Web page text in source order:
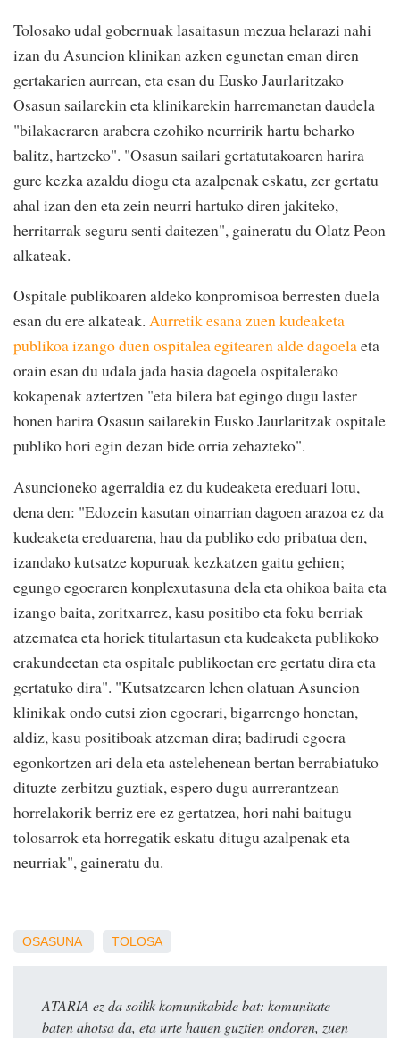
Tolosako udal gobernuak lasaitasun mezua helarazi nahi
izan du Asuncion klinikan azken egunetan eman diren
gertakarien aurrean, eta esan du Eusko Jaurlaritzako
Osasun sailarekin eta klinikarekin harremanetan daudela
"bilakaeraren arabera ezohiko neurririk hartu beharko
balitz, hartzeko". "Osasun sailari gertatutakoaren harira
gure kezka azaldu diogu eta azalpenak eskatu, zer gertatu
ahal izan den eta zein neurri hartuko diren jakiteko,
herritarrak seguru senti daitezen", gaineratu du Olatz Peon
alkateak.
Ospitale publikoaren aldeko konpromisoa berresten duela
esan du ere alkateak. Aurretik esana zuen kudeaketa
publikoa izango duen ospitalea egitearen alde dagoelaeta
orain esan du udala jada hasia dagoela ospitalerako
kokapenak aztertzen "eta bilera bat egingo dugu laster
honen harira Osasun sailarekin Eusko Jaurlaritzak ospitale
publiko hori egin dezan bide orria zehazteko".
Asuncioneko agerraldia ez du kudeaketa ereduari lotu,
dena den: "Edozein kasutan oinarrian dagoen arazoa ez da
kudeaketa ereduarena, hau da publiko edo pribatua den,
izandako kutsatze kopuruak kezkatzen gaitu gehien;
egungo egoeraren konplexutasuna dela eta ohikoa baita eta
izango baita, zoritxarrez, kasu positibo eta foku berriak
atzematea eta horiek titulartasun eta kudeaketa publikoko
erakundeetan eta ospitale publikoetan ere gertatu dira eta
gertatuko dira". "Kutsatzearen lehen olatuan Asuncion
klinikak ondo eutsi zion egoerari, bigarrengo honetan,
aldiz, kasu positiboak atzeman dira; badirudi egoera
egonkortzen ari dela eta astelehenean bertan berrabiatuko
dituzte zerbitzu guztiak, espero dugu aurrerantzean
horrelakorik berriz ere ez gertatzea, hori nahi baitugu
tolosarrok eta horregatik eskatu ditugu azalpenak eta
neurriak", gaineratu du.
OSASUNA TOLOSA
ATARIA ez da soilik komunikabide bat: komunitate
baten ahotsa da, eta urte hauen guztien ondoren, zuen